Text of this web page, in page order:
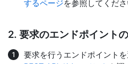
するページを参照してくださ
2. 要求のエンドポイント
要求を行うエンドポイント